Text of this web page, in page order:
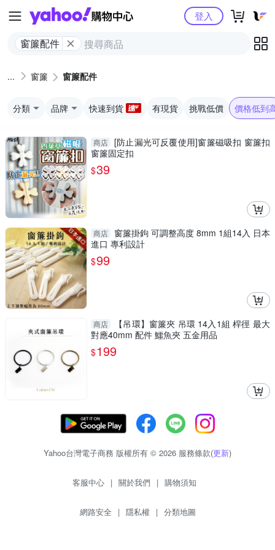
Yahoo購物中心
窗簾配件
登入
窗簾 窗簾配件
分類 品牌 快速到貨 有現貨 挑戰低價 價格低到
商店 [防止漏光可反覆使用]窗簾磁吸扣 窗簾扣
窗簾固定扣
$39
商店
窗簾掛鉤 可調整高度 8mm 1組14入 日本
進口 專利設計
$99
商店
【吊環】窗簾夾 吊環 14入1組 桿徑 最大
對應40mm 配件 鱷魚夾 五金用品
$199
Yahoo台灣電子商務 版權所有 © 2026 服務條款(更新)
客服中心 | 關於我們 | 購物須知
網路安全 | 隱私權 | 分類地圖